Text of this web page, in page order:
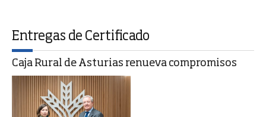
Entregas de Certificado
Caja Rural de Asturias renueva compromisos